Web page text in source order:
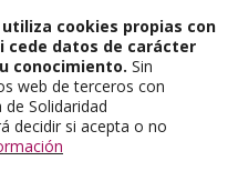
cookies propias con
cede datos de carácter
conocimiento. Sin
web de terceros con
Solidaridad
decidir si acepta o no